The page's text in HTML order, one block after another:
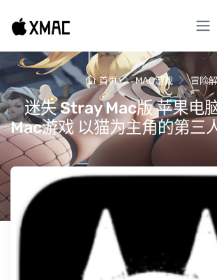
首页 MAC游戏 冒险
迷失 Stray Mac版 苹果电
Mac游戏 以猫为主角的第三